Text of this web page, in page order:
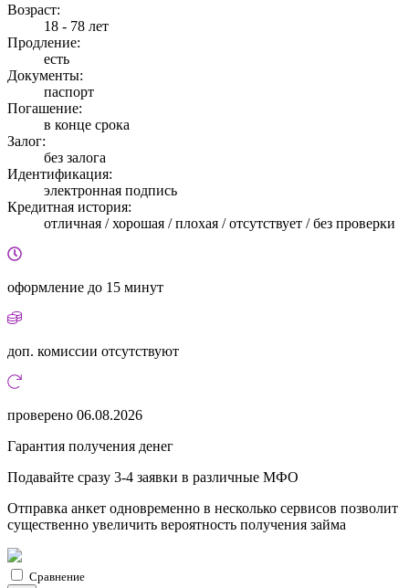
Возраст:
18 - 78 лет
Продление:
есть
Документы:
паспорт
Погашение:
в конце срока
Залог:
без залога
Идентификация:
электронная подпись
Кредитная история:
отличная / хорошая / плохая / отсутствует / без проверки
оформление до 15 минут
доп. комиссии отсутствуют
проверено 06.08.2026
Гарантия получения денег
Подавайте сразу 3-4 заявки в различные МФО
Отправка анкет одновременно в несколько сервисов позволит
существенно увеличить вероятность получения займа
Сравнение